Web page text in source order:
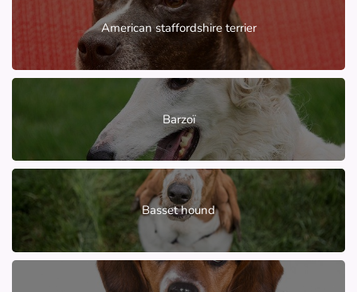
American staffordshire terrier
Barzoï
Basset hound